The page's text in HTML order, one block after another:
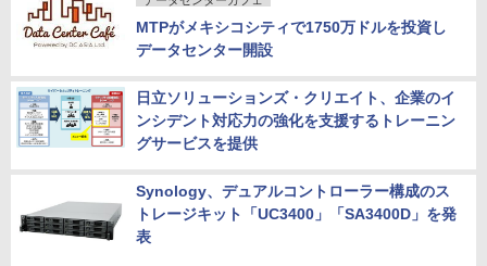
MTPがメキシコシティで1750万ドルを投資し
データセンター開設
日立ソリューションズ・クリエイト、企業のイ
ンシデント対応力の強化を支援するトレーニン
グサービスを提供
Synology、デュアルコントローラー構成のス
トレージキット「UC3400」「SA3400D」を発
表